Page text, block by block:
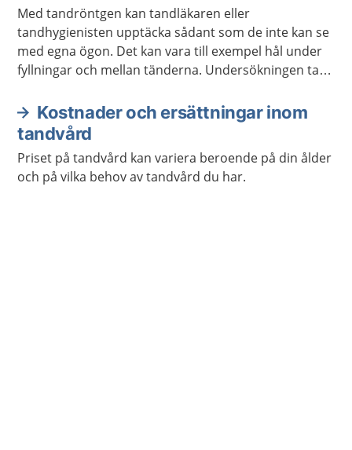
Med tandröntgen kan tandläkaren eller
tandhygienisten upptäcka sådant som de inte kan se
med egna ögon. Det kan vara till exempel hål under
fyllningar och mellan tänderna. Undersökningen tar
Kostnader och ersättningar inom
tandvård
Priset på tandvård kan variera beroende på din ålder
och på vilka behov av tandvård du har.